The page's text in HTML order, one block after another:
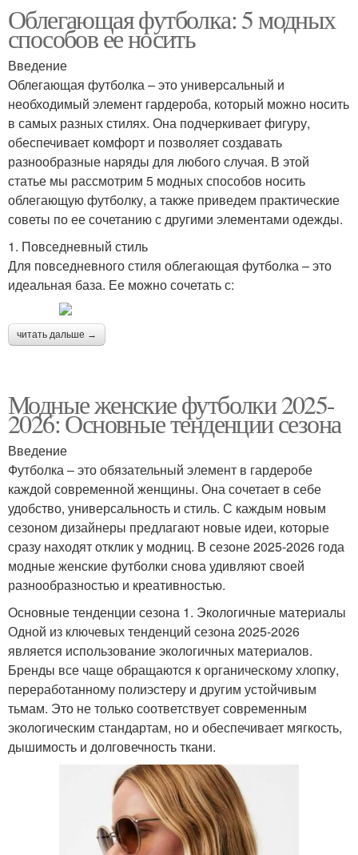
Облегающая футболка: 5 модных
способов ее носить
Введение
Облегающая футболка – это универсальный и
необходимый элемент гардероба, который можно носить
в самых разных стилях. Она подчеркивает фигуру,
обеспечивает комфорт и позволяет создавать
разнообразные наряды для любого случая. В этой
статье мы рассмотрим 5 модных способов носить
облегающую футболку, а также приведем практические
советы по ее сочетанию с другими элементами одежды.
1. Повседневный стиль
Для повседневного стиля облегающая футболка – это
идеальная база. Ее можно сочетать с:
читать дальше →
Модные женские футболки 2025-
2026: Основные тенденции сезона
Введение
Футболка – это обязательный элемент в гардеробе
каждой современной женщины. Она сочетает в себе
удобство, универсальность и стиль. С каждым новым
сезоном дизайнеры предлагают новые идеи, которые
сразу находят отклик у модниц. В сезоне 2025-2026 года
модные женские футболки снова удивляют своей
разнообразностью и креативностью.
Основные тенденции сезона 1. Экологичные материалы
Одной из ключевых тенденций сезона 2025-2026
является использование экологичных материалов.
Бренды все чаще обращаются к органическому хлопку,
переработанному полиэстеру и другим устойчивым
тьмам. Это не только соответствует современным
экологическим стандартам, но и обеспечивает мягкость,
дышимость и долговечность ткани.